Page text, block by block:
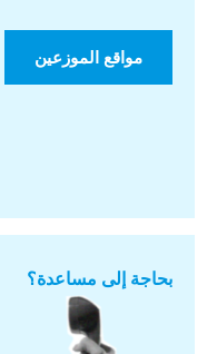
مواقع الموزعين
بحاجة إلى مساعدة؟